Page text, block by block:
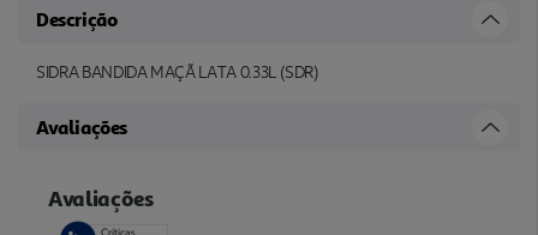
Descrição
SIDRA BANDIDA MAÇÃ LATA 0.33L (SDR)
Avaliações